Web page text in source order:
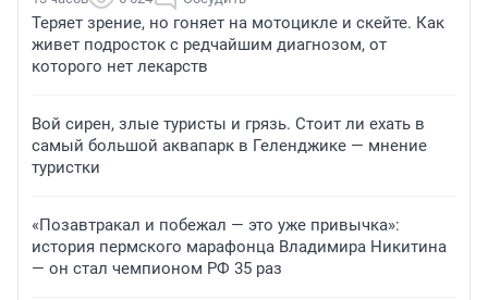
Теряет зрение, но гоняет на мотоцикле и скейте. Как
живет подросток с редчайшим диагнозом, от
которого нет лекарств
Вой сирен, злые туристы и грязь. Стоит ли ехать в
самый большой аквапарк в Геленджике — мнение
туристки
«Позавтракал и побежал — это уже привычка»:
история пермского марафонца Владимира Никитина
— он стал чемпионом РФ 35 раз